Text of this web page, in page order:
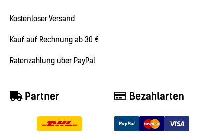
Bezahlarten
Partner
Kostenloser Versand
Kauf auf Rechnung ab 30 €
Ratenzahlung über PayPal